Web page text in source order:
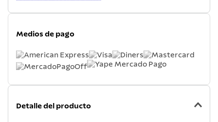
Medios de pago
Detalle del producto
9.